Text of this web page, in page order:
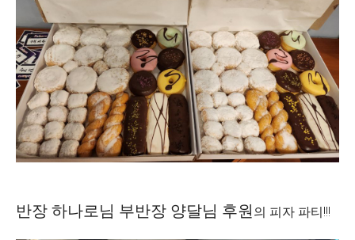
반장 하나로님 부반장 양달님 후원 의 피자 파티!!!